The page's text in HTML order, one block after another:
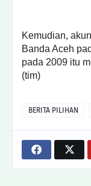
Kemudian,
Banda Aceh
pada 2009 itu
(tim)
BERITA PILIHAN